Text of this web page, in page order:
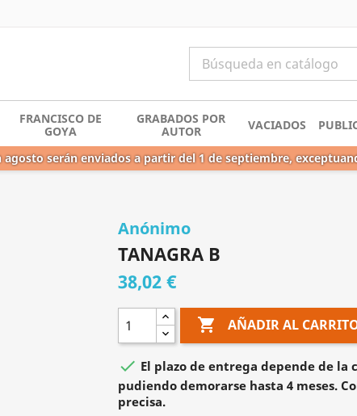
FRANCISCO DE
GOYA
GRABADOS POR
AUTOR
VACIADOS
agosto serán enviados a partir del 1 de septiembre,
Anónimo
TANAGRA B
38,02 €
 AÑADIR AL
 El plazo de entrega depende de la
pudiendo demorarse hasta 4 meses.
precisa.